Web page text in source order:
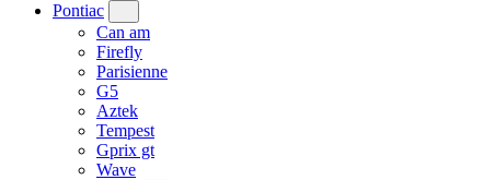
Pontiac
Can am
Firefly
Parisienne
G5
Aztek
Tempest
Gprix gt
Wave